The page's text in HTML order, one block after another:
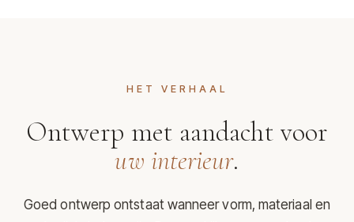
HET VERHAAL
Ontwerp met aandacht voor
uw interieur.
Goed ontwerp ontstaat wanneer vorm, materiaal en